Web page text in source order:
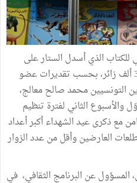
الذي أسدل الستار على
دورته 34 يوم أمس الأحد نحو 300 ألف زائر، بحسب تقديرات عضو
التونسيين محمد صالح معالج،
والأسبوع الثاني لفترة تنظيم
مع ذكرى عيد الشهداء أكبر أعداد
العارضين وأقل من عدد الزوار
عن البرنامج الثقافي، في